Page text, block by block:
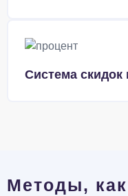
Система скидок
Методы,